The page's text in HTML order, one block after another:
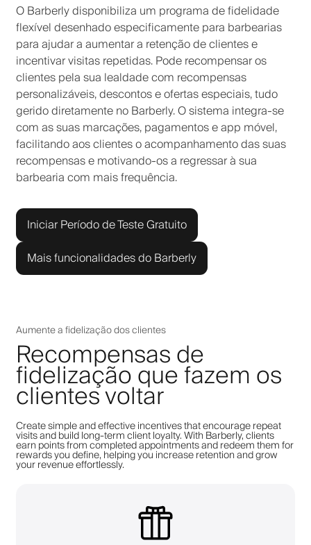
O Barberly disponibiliza um programa de fidelidade
flexível desenhado especificamente para barbearias
para ajudar a aumentar a retenção de clientes e
incentivar visitas repetidas. Pode recompensar os
clientes pela sua lealdade com recompensas
personalizáveis, descontos e ofertas especiais, tudo
gerido diretamente no Barberly. O sistema integra-se
com as suas marcações, pagamentos e app móvel,
facilitando aos clientes o acompanhamento das suas
recompensas e motivando-os a regressar à sua
barbearia com mais frequência.
Iniciar Período de Teste Gratuito
Mais funcionalidades do Barberly
Aumente a fidelização dos clientes
Recompensas de
fidelização que fazem os
clientes voltar
Create simple and effective incentives that encourage repeat
visits and build long-term client loyalty. With Barberly, clients
earn points from completed appointments and redeem them for
rewards you define, helping you increase retention and grow
your revenue effortlessly.